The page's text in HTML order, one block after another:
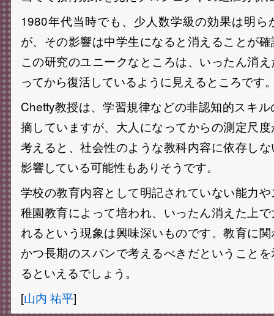
1980年代当時でも、少人数学級の効果は明ら
が、その影響は中学生になると消えることが
この研究のユニークなところは、いったん消
ってから復活しているように見えるところです
Chetty教授は、学習規律などの非認知的スキ
摘していますが、大人になってからの測定尺
考えると、社会性のような教科内容に依存し
影響している可能性もありそうです。
学校の教育内容として明記されていない能力
稚園教育によって培われ、いったん消えた上
れるという現象は興味深いものです。教育に
かつ長期のスパンで考えるべきだということ
るといえるでしょう。
[山内 祐平]